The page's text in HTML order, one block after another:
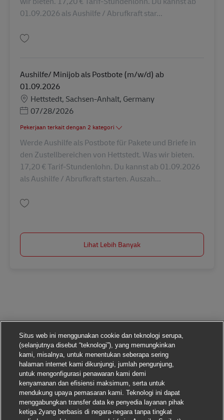
01.09.2026 als Aushilfe / Abrufkraft star...
Aushilfe/ Minijob als Postbote (m/w/d) ab
01.09.2026
LokasiHettstedt, Sachsen-Anhalt, Germany
Posted Date
07/28/2026
Pekerjaan terkait dengan 2 kategori
Werde Aushilfe als Postbote für Pakete und Briefe in
den Zustellbereichen von Hettstedt. Was wir bieten.
17,20 € Tarif-Stundenlohn. Du kannst ab 01.09.2026
als Aushilfe / Abrufkraft starten. Auszah...
Lihat Lebih Banyak
Situs web ini menggunakan cookie dan teknologi serupa,
(selanjutnya disebut “teknologi”), yang memungkinkan
kami, misalnya, untuk menentukan seberapa sering
halaman internet kami dikunjungi, jumlah pengunjung,
untuk mengonfigurasi penawaran kami demi
kenyamanan dan efisiensi maksimum, serta untuk
mendukung upaya pemasaran kami. Teknologi ini dapat
menggabungkan transfer data ke penyedia layanan pihak
ketiga 2yang berbasis di negara-negara tanpa tingkat